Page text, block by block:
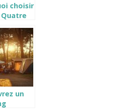
choisir
Quatre
cher
pour
en
mer
un